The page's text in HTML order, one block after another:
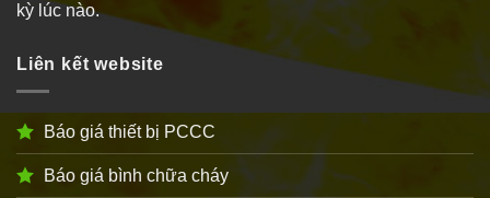
kỳ lúc nào.
Liên kết website
Báo giá thiết bị PCCC
Báo giá bình chữa cháy